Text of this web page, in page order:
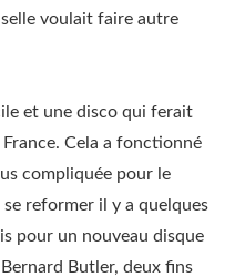
voulait faire autre
et une disco qui ferait
Cela a fonctionné
compliquée pour le
reformer il y a quelques
pour un nouveau disque
Butler, deux fins